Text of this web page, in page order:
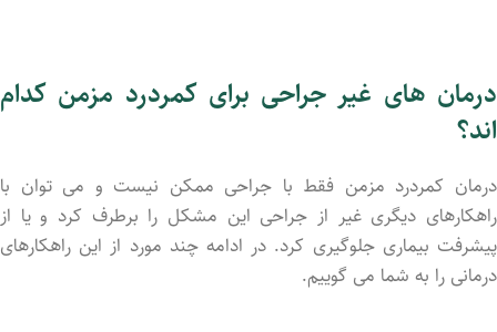
درمان های غیر جراحی برای کمردرد مزمن کدام
اند؟
درمان کمردرد مزمن فقط با جراحی ممکن نیست و می توان با
راهکارهای دیگری غیر از جراحی این مشکل را برطرف کرد و یا از
پیشرفت بیماری جلوگیری کرد. در ادامه چند مورد از این راهکارهای
درمانی را به شما می گوییم.